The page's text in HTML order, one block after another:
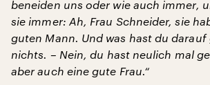
beneiden uns oder wie auch immer,
sie immer: Ah, Frau Schneider, sie
guten Mann. Und was hast du darauf
nichts. – Nein, du hast neulich mal
aber auch eine gute Frau.“